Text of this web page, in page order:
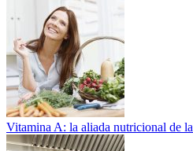
Vitamina A: la aliada nutricional de